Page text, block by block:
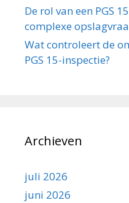
De rol van een PGS
complexe
Wat controleert de
PGS 15-inspectie?
Archieven
juli 2026
juni 2026